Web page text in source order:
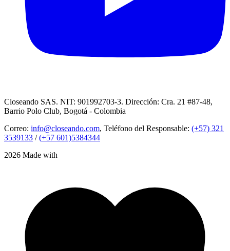
Closeando SAS. NIT: 901992703-3. Dirección: Cra. 21 #87-48,
Barrio Polo Club, Bogotá - Colombia
Correo: info@closeando.com, Teléfono del Responsable: (+57) 321
3539133 /(+57 601)5384344
2026 Made with